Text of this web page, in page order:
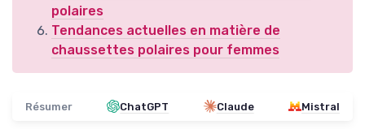
polaires
Tendances actuelles en matière de
chaussettes polaires pour femmes
Résumer ChatGPT Claude Mistral